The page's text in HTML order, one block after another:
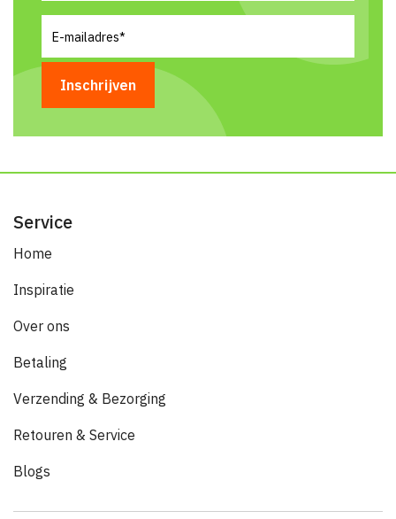
mailadres(Vereist)
Service
Home
Inspiratie
Over ons
Betaling
Verzending & Bezorging
Retouren & Service
Blogs